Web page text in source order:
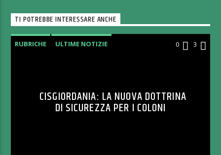
TI POTREBBE INTERESSARE ANCHE
RUBRICHE ULTIME NOTIZIE 0 3
CISGIORDANIA: LA NUOVA DOTTRINA
DI SICUREZZA PER I COLONI